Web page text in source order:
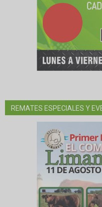
REMATES ESPECIALES Y